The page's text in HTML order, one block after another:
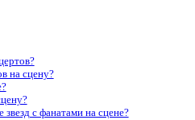
на сцену?
с фанатами на сцене?